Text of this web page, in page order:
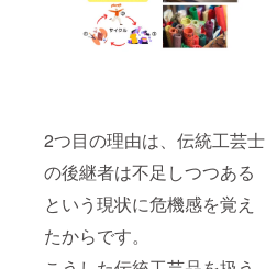
2つ目の理由は、伝統工芸士
の後継者は不足しつつある
という現状に危機感を覚え
たからです。